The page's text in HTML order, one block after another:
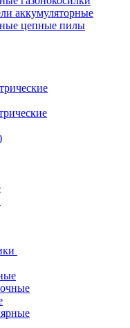
аккумуляторные
цепные пилы